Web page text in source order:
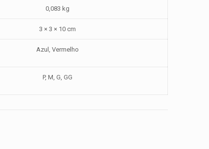
0,083 kg
3 × 3 × 10 cm
Azul, Vermelho
P, M, G, GG